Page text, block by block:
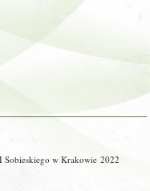
Sobieskiego w Krakowie 2022